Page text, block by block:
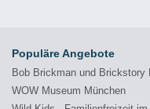
Populäre Angebote
Bob Brickman und Brickstory
WOW Museum München